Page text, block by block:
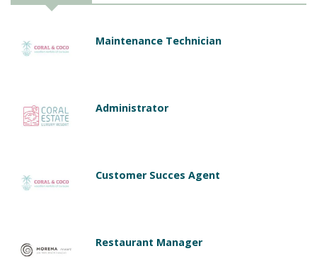
Maintenance Technician
Administrator
Customer Succes Agent
Restaurant Manager